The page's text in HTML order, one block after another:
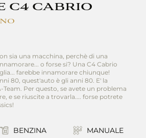
C4 CABRIO
sia una macchina, perchè di una
o forse si? Una C4 Cabrio
farebbe innamorare chiunque!
80, quest'auto è gli anni 80. E' la
Team. Per questo, se avete un problema
e se riuscite a trovarla.... forse potrete
BENZINA MANUALE